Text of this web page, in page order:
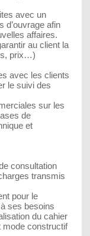
avec un
d’ouvrage afin
affaires.
au client la
prix…)
avec les clients
le suivi des
sur les
de
et
consultation
transmis
pour le
ses besoins
du cahier
mode constructif